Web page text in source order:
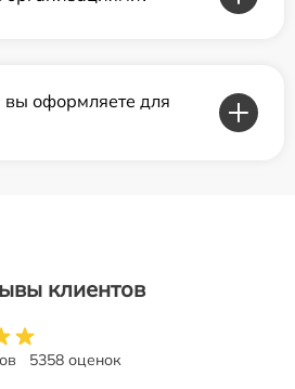
оформляете для
клиентов
5358 оценок